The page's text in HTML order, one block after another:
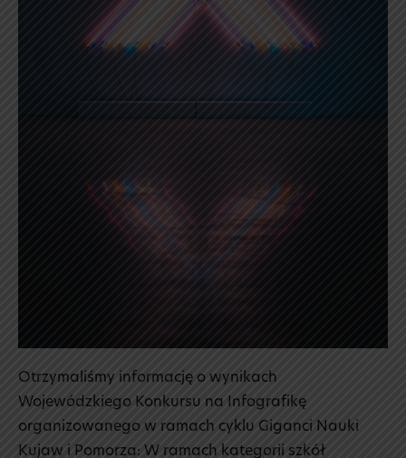
Otrzymaliśmy informację o wynikach
Wojewódzkiego Konkursu na Infografikę
organizowanego w ramach cyklu Giganci Nauki
Kujaw i Pomorza: W ramach kategorii szkół